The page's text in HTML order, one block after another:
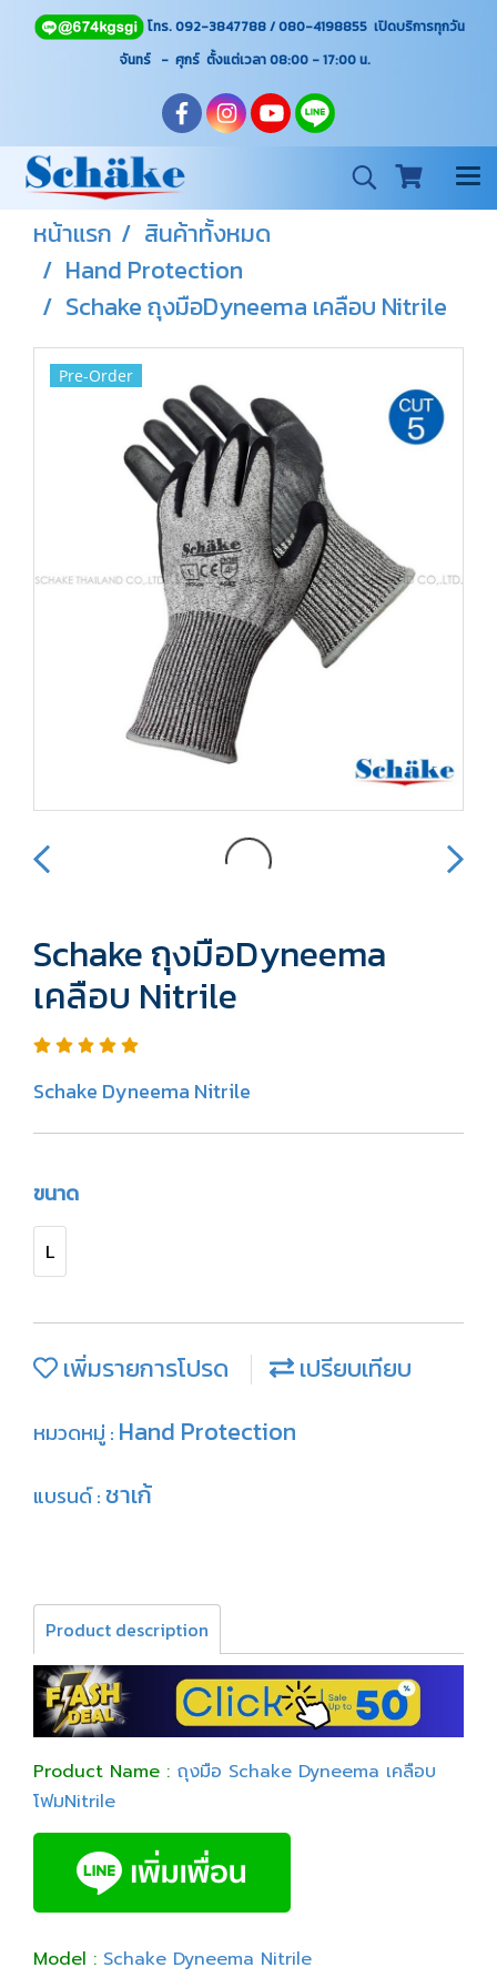
โทร. 092-3847788 / 080-4198855 เปิดบริการทุกวัน
จันทร์ - ศุกร์ ตั้งแต่เวลา 08:00 - 17:00น.
หน้าแรก
สินค้าทั้งหมด
Hand Protection
Schake ถุงมือDyneema เคลือบ Nitrile
Pre-Order
Schake ถุงมือDyneema
เคลือบ Nitrile
Schake Dyneema Nitrile
ขนาด
L
เพิ่มรายการโปรด เปรียบเทียบ
หมวดหมู่ : Hand Protection
แบรนด์ :ชาเก้
Product description
Product Name : ถุงมือ Schake Dyneema เคลือบ
โฟมNitrile
Model : Schake Dyneema Nitrile